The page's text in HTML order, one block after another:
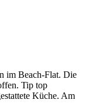
im Beach-Flat. Die
Tip top
Küche. Am